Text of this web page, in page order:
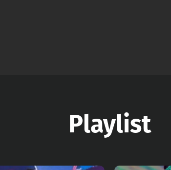
Playlist